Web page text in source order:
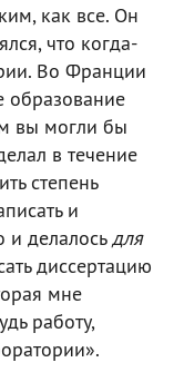
как все. Он
что когда-
Во Франции
образование
вы могли бы
в течение
степень
и
и делалосьдля
диссертацию
мне
работу,